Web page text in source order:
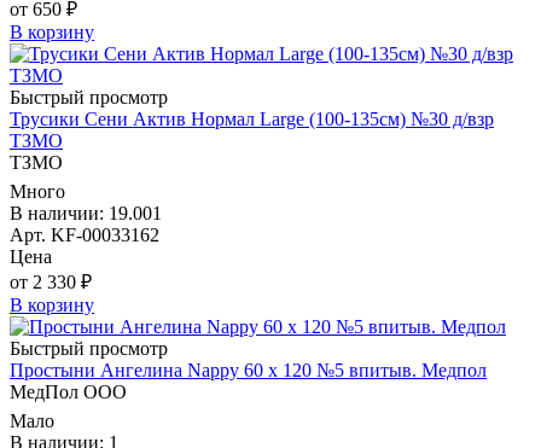
от 650 ₽
В корзину
Быстрый просмотр
Трусики Сени Актив Нормал Large (100-135см) №30 д/взр
ТЗМО
ТЗМО
Много
В наличии: 19.001
Арт. KF-00033162
Цена
от 2 330 ₽
В корзину
Быстрый просмотр
Простыни Ангелина Nappy 60 х 120 №5 впитыв. Медпол
МедПол ООО
Мало
В наличии: 1